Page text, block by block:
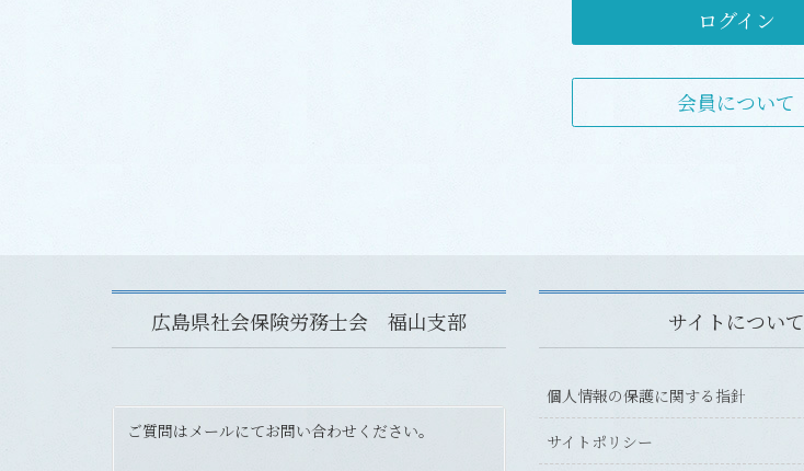
ログイン
会員について
広島県社会保険労務士会 福山支部
ご質問はメールにてお問い合わせください。
サイトについて
個人情報の保護に関する指針
サイトポリシー